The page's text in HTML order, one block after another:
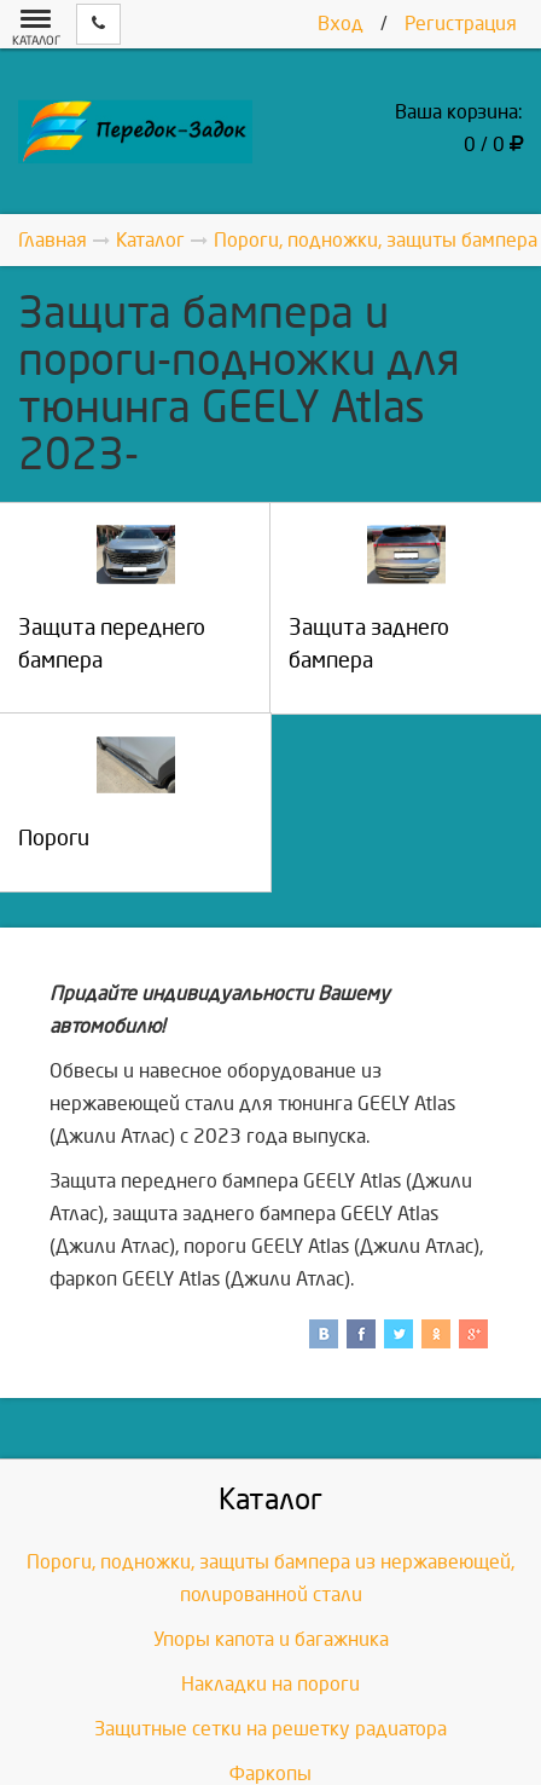
Вход / Регистрация
КАТАЛОГ
Ваша корзина:
0 / 0
Главная Каталог Пороги, подножки, защиты
Защита бампера и
пороги-подножки для
тюнинга GEELY Atlas
2023-
Защита переднего
бампера
Защита заднего
бампера
Пороги
Придайте индивидуальности Вашему
автомобилю!
Обвесы и навесное оборудование из
нержавеющей стали для тюнинга GEELY Atlas
(Джили Атлас) с 2023 года выпуска.
Защита переднего бампера GEELY Atlas (Джили
Атлас), защита заднего бампера GEELY Atlas
(Джили Атлас), пороги GEELY Atlas (Джили Атлас),
фаркоп GEELY Atlas (Джили Атлас).
Каталог
Пороги, подножки, защиты бампера из нержавеющей,
полированной стали
Упоры капота и багажника
Накладки на пороги
Защитные сетки на решетку радиатора
Фаркопы